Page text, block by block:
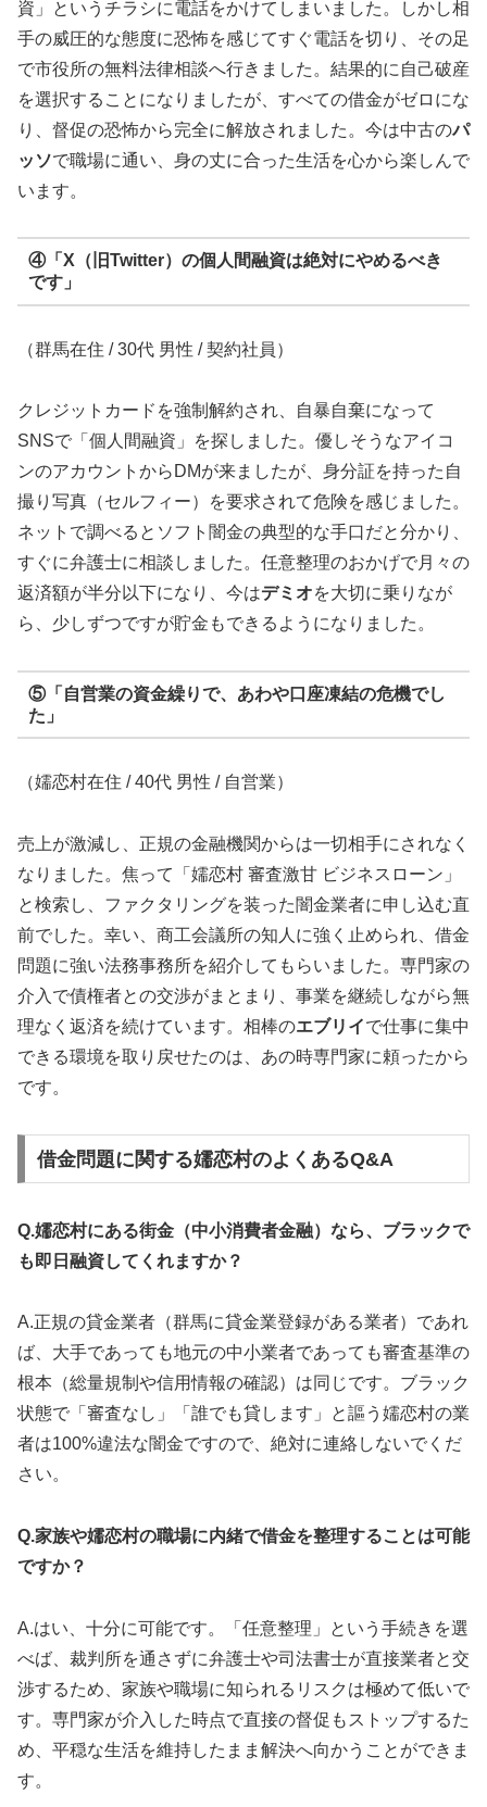
資」というチラシに電話をかけてしまいました。しかし相
手の威圧的な態度に恐怖を感じてすぐ電話を切り、その足
で市役所の無料法律相談へ行きました。結果的に自己破産
を選択することになりましたが、すべての借金がゼロにな
り、督促の恐怖から完全に解放されました。今は中古のパ
ッソで職場に通い、身の丈に合った生活を心から楽しんで
います。
④「X（旧Twitter）の個人間融資は絶対にやめるべき
です」
（群馬在住 / 30代 男性 / 契約社員）
クレジットカードを強制解約され、自暴自棄になって
SNSで「個人間融資」を探しました。優しそうなアイコ
ンのアカウントからDMが来ましたが、身分証を持った自
撮り写真（セルフィー）を要求されて危険を感じました。
ネットで調べるとソフト闇金の典型的な手口だと分かり、
すぐに弁護士に相談しました。任意整理のおかげで月々の
返済額が半分以下になり、今はデミオを大切に乗りなが
ら、少しずつですが貯金もできるようになりました。
⑤「自営業の資金繰りで、あわや口座凍結の危機でし
た」
（嬬恋村在住 / 40代 男性 / 自営業）
売上が激減し、正規の金融機関からは一切相手にされなく
なりました。焦って「嬬恋村 審査激甘 ビジネスローン」
と検索し、ファクタリングを装った闇金業者に申し込む直
前でした。幸い、商工会議所の知人に強く止められ、借金
問題に強い法務事務所を紹介してもらいました。専門家の
介入で債権者との交渉がまとまり、事業を継続しながら無
理なく返済を続けています。相棒のエブリイで仕事に集中
できる環境を取り戻せたのは、あの時専門家に頼ったから
です。
借金問題に関する嬬恋村のよくあるQ&A
Q.嬬恋村にある街金（中小消費者金融）なら、ブラックで
も即日融資してくれますか？
A.正規の貸金業者（群馬に貸金業登録がある業者）であれ
ば、大手であっても地元の中小業者であっても審査基準の
根本（総量規制や信用情報の確認）は同じです。ブラック
状態で「審査なし」「誰でも貸します」と謳う嬬恋村の業
者は100%違法な闇金ですので、絶対に連絡しないでくだ
さい。
Q.家族や嬬恋村の職場に内緒で借金を整理することは可能
ですか？
A.はい、十分に可能です。「任意整理」という手続きを選
べば、裁判所を通さずに弁護士や司法書士が直接業者と交
渉するため、家族や職場に知られるリスクは極めて低いで
す。専門家が介入した時点で直接の督促もストップするた
め、平穏な生活を維持したまま解決へ向かうことができま
す。